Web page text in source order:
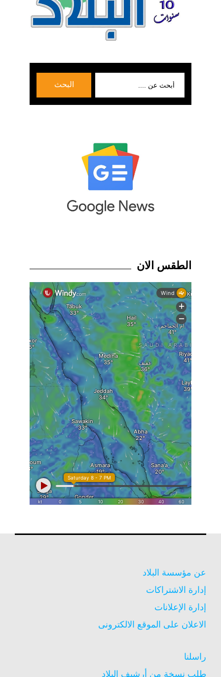
البحث
الطقس الان
عن مؤسسة البلاد
إدارة الاشتراكات
إدارة الإعلانات
الاعلان على الموقع الالكترونى
راسلنا
طلب نسخة من أرشيف البلاد